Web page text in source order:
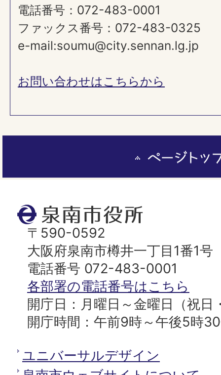
電話番号：072-483-0001
ファックス番号：072-483-0325
e-mail:soumu@city.sennan.lg.jp
お問い合わせはこちらから
泉
南
市
役
所
〒590-0592
大阪府泉南市樽井一丁目1番1号
電話番号 072-483-0001
各部署の電話番号はこちら
開庁日：月曜日～金曜日（祝日
開庁時間：午前9時～午後5時
ユニバーサルデザイン